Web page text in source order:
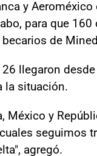
y Aeroméxico
para que 160
de
llegaron
la situación.
y
seguimos
agregó.